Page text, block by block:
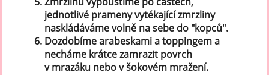
jednotlivé prameny vytékající zmrzliny
naskládáváme volně na sebe do "kopců".
Dozdobíme arabeskami a toppingem a
necháme krátce zamrazit povrch
v mrazáku nebo v šokovém mražení.